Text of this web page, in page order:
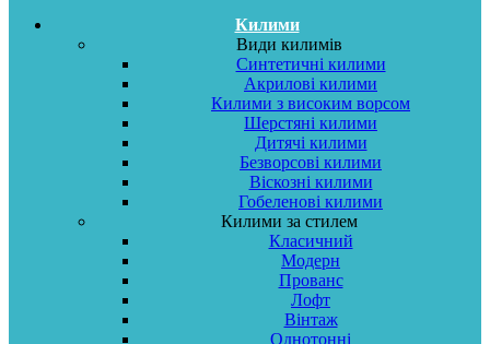
Килими
Види килимів
Синтетичні килими
Акрилові килими
Килими з високим ворсом
Шерстяні килими
Дитячі килими
Безворсові килими
Віскозні килими
Гобеленові килими
Килими за стилем
Класичний
Модерн
Прованс
Лофт
Вінтаж
Однотонні